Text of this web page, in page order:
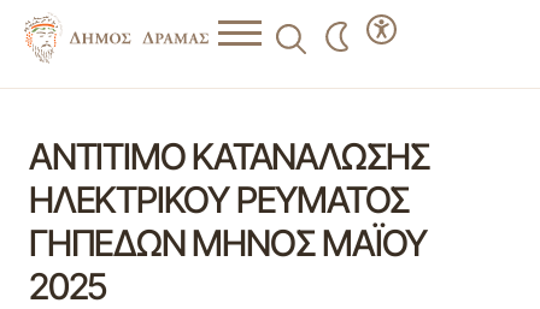
ΑΝΤΙΤΙΜΟ ΚΑΤΑΝΑΛΩΣΗΣ
ΗΛΕΚΤΡΙΚΟΥ ΡΕΥΜΑΤΟΣ
ΓΗΠΕΔΩΝ ΜΗΝΟΣ ΜΑΪΟΥ
2025